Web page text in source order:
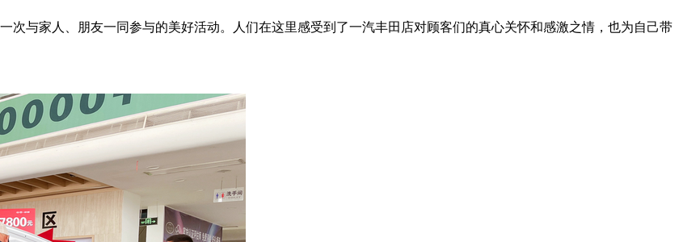
次与家人、朋友一同参与的美好活动。人们在这里感受到了一汽丰田店对顾客们的真心关怀和感激之情，也为自己带